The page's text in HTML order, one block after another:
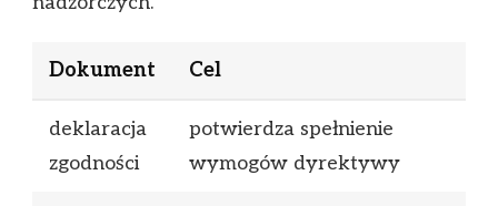
Dokument Cel
deklaracja
zgodności
potwierdza spełnienie
wymogów dyrektywy